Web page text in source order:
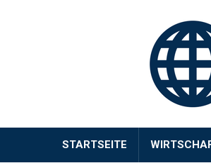
STARTSEITE